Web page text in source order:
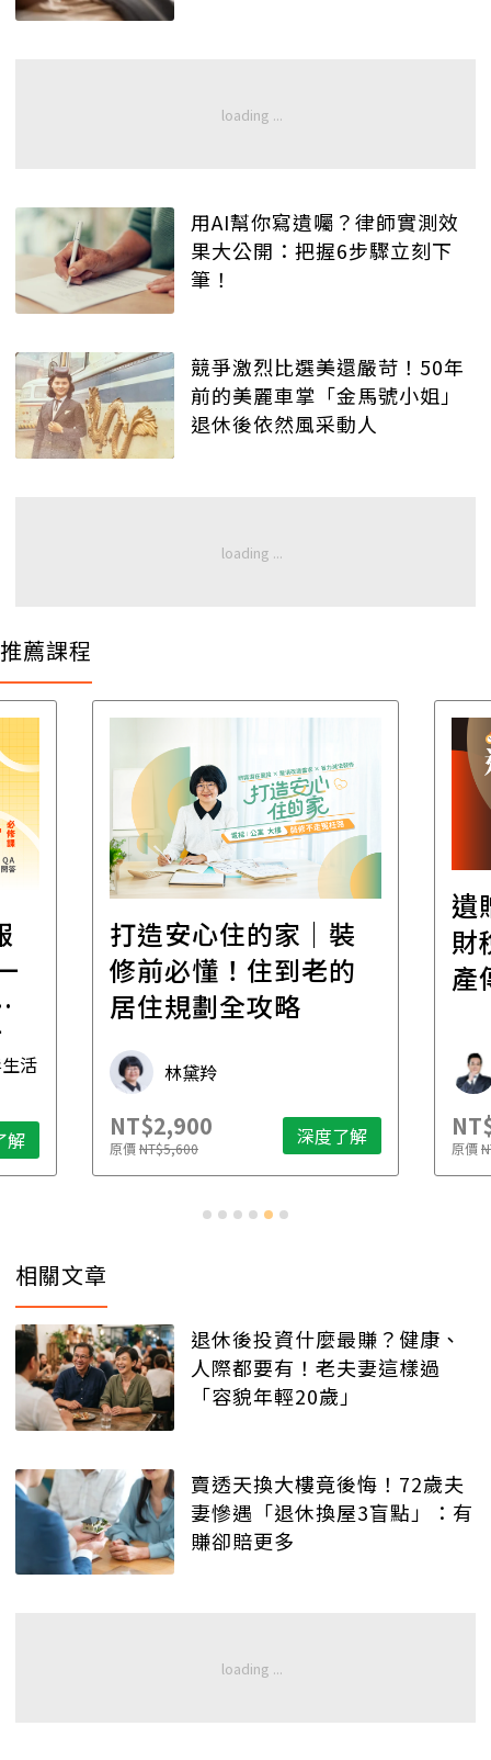
用AI幫你寫遺囑？律師實測效
果大公開：把握6步驟立刻下
筆！
競爭激烈比選美還嚴苛！50年
前的美麗車掌「金馬號小姐」
退休後依然風采動人
推薦課程
活
解
打造安心住的家｜裝
修前必懂！住到老的
居住規劃全攻略
林黛羚
NT$2,900
原價NT$5,600 深度了解
遺
財
產
原價
相關文章
退休後投資什麼最賺？健康、
人際都要有！老夫妻這樣過
「容貌年輕20歲」
賣透天換大樓竟後悔！72歲夫
妻慘遇「退休換屋3盲點」：有
賺卻賠更多